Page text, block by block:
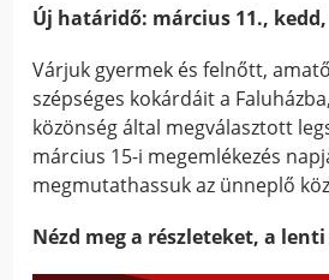
Új határidő: március 11., kedd,
Várjuk gyermek és felnőtt,
szépséges kokárdáit a
közönség által megválasztott
március 15-i megemlékezés
megmutathassuk az ünneplő
Nézd meg a részleteket, a